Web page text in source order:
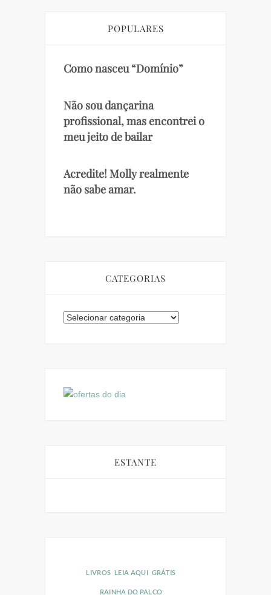
POPULARES
Como nasceu “Domínio”
Não sou dançarina
profissional, mas encontrei o
meu jeito de bailar
Acredite! Molly realmente
não sabe amar.
CATEGORIAS
Categorias
ESTANTE
GRÁTIS
LEIA AQUI
LIVROS
RAINHA DO PALCO